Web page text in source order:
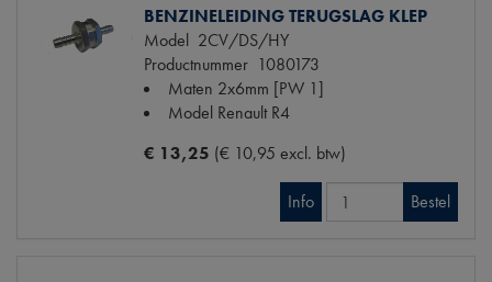
BENZINELEIDING TERUGSLAG KLEP
Model 2CV/DS/HY
Productnummer 1080173
Maten 2x6mm [PW 1]
Model Renault R4
€ 13,25 (€ 10,95 excl. btw)
Info Bestel